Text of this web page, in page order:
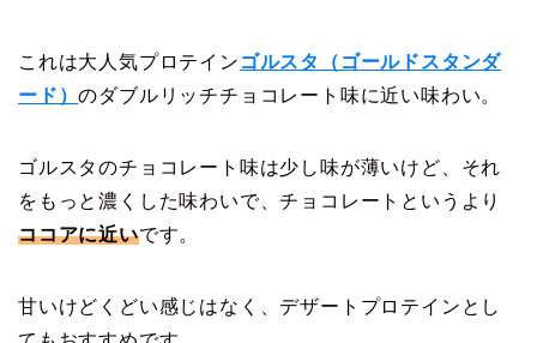
これは大人気プロテイン ゴルスタ（ゴールドスタンダ
ード）のダブルリッチチョコレート味に近い味わい。
ゴルスタのチョコレート味は少し味が薄いけど、それ
をもっと濃くした味わいで、チョコレートというより
ココアに近いです。
甘いけどくどい感じはなく、デザートプロテインとし